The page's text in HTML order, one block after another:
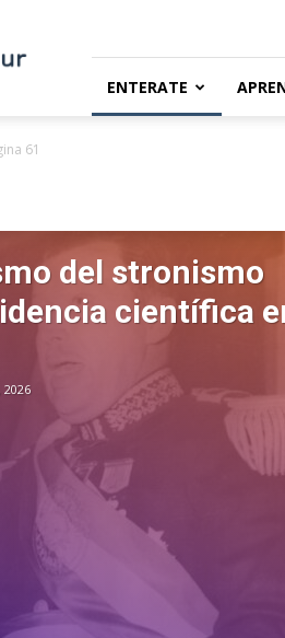
ENTERATE
61
del stronismo
científica